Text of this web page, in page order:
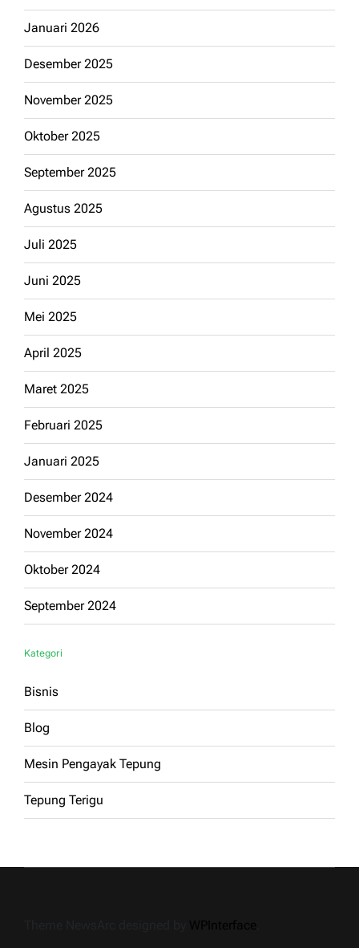
Januari 2026
Desember 2025
November 2025
Oktober 2025
September 2025
Agustus 2025
Juli 2025
Juni 2025
Mei 2025
April 2025
Maret 2025
Februari 2025
Januari 2025
Desember 2024
November 2024
Oktober 2024
September 2024
Kategori
Bisnis
Blog
Mesin Pengayak Tepung
Tepung Terigu